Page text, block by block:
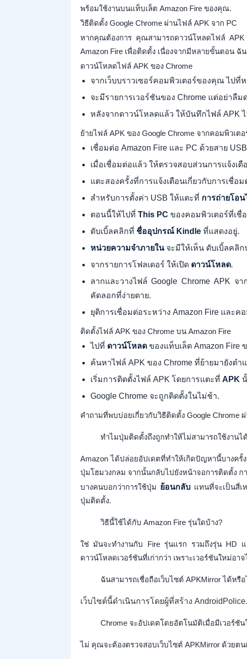
พร้อมใช้งานบนแท็บเล็ต Amazon Fire ของคุณ.
วิธีติดตั้ง Google Chrome ผ่านไฟล์ APK จาก PC
หากคุณต้องการ คุณสามารถดาวน์โหลดไฟล์
Amazon Fire เพื่อติดตั้ง เนื่องจากมีหลายขั้นตอน ฉั
ดาวน์โหลดไฟล์ APK ของ Chrome
จากเว็บบราวเซอร์คอมพิวเตอร์ของคุณ ไปที่
จะมีรายการเวอร์ชันของ Chrome แต่อย่าลื
หลังจากดาวน์โหลดแล้ว ให้บันทึกไฟล์ APK
ย้ายไฟล์ APK ของ Google Chrome จากคอมพิวเตอ
เชื่อมต่อ Amazon Fire และ PC ด้วยสาย
เมื่อเชื่อมต่อแล้ว ให้ตรวจสอบส่วนการแจ้ง
แตะสองครั้งที่การแจ้งเตือนเกี่ยวกับการเชื่อม
สำหรับการตั้งค่า USB ให้แตะที่ การถ่ายโอน
ตอนนี้ให้ไปที่ This PC ของคอมพิวเตอร์ที่เชื่
ดับเบิ้ลคลิกที่ ชื่ออุปกรณ์ Kindleที่แสดงอยู่.
หน่วยความจำภายในจะมีให้เห็น ดับเบิ้ลคลิ
จากรายการโฟลเดอร์ ให้เปิด ดาวน์โหลด.
ลากและวางไฟล์ Google Chrome APK จ
คัดลอกที่ง่ายดาย.
ยุติการเชื่อมต่อระหว่าง Amazon Fire และค
ติดตั้งไฟล์ APK ของ Chrome บน Amazon Fire
ไปที่ ดาวน์โหลดของแท็บเล็ต Amazon Fire
ค้นหาไฟล์ APK ของ Chrome ที่ย้ายมายังตำ
เริ่มการติดตั้งไฟล์ APK โดยการแตะที่ APK
Google Chrome จะถูกติดตั้งในไม่ช้า.
คำถามที่พบบ่อยเกี่ยวกับวิธีติดตั้ง Google Chrome
ทำไมปุ่มติดตั้งถึงถูกทำให้ไม่สามารถใช้งานไ
Amazon ได้ปล่อยอัปเดตที่ทำให้เกิดปัญหานี้บางค
ปุ่มโฮมวงกลม จากนั้นกลับไปยังหน้าจอการติดตั้ง ก
บางคนบอกว่าการใช้ปุ่ม ย้อนกลับแทนที่จะเป็นสี่เห
ปุ่มติดตั้ง.
วิธีนี้ใช้ได้กับ Amazon Fire รุ่นใดบ้าง?
ใช่ มันจะทำงานกับ Fire รุ่นแรก รวมถึงรุ่น HD
ดาวน์โหลดเวอร์ชันที่เก่ากว่า เพราะเวอร์ชันใหม่อาจ
ฉันสามารถเชื่อถือเว็บไซต์ APKMirror ได้หรือ
เว็บไซต์นี้ดำเนินการโดยผู้ที่สร้าง AndroidPolice
Chrome จะอัปเดตโดยอัตโนมัติเมื่อมีเวอร์ชั
ไม่ คุณจะต้องตรวจสอบเว็บไซต์ APKMirror ด้วยต